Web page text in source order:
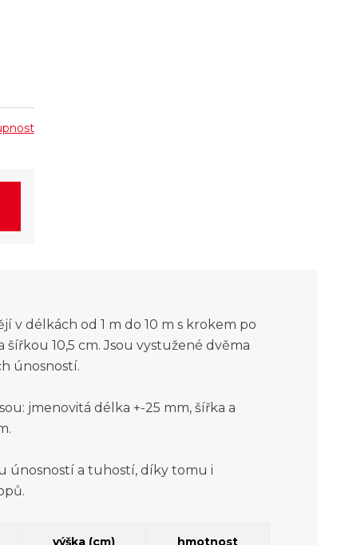
v délkách od 1 m do 10 m s krokem po
šířkou 10,5 cm. Jsou vystužené dvěma
únosností.
jmenovitá délka +-25 mm, šířka a
únosností a tuhostí, díky tomu i
výška (cm) hmotnost